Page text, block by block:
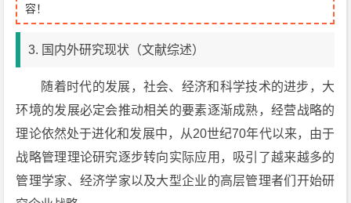
容！
3. 国内外研究现状（文献综述）
随着时代的发展，社会、经济和科学技术的进步，大
环境的发展必定会推动相关的要素逐渐成熟，经营战略的
理论依然处于进化和发展中，从20世纪70年代以来，由于
战略管理理论研究逐步转向实际应用，吸引了越来越多的
管理学家、经济学家以及大型企业的高层管理者们开始研